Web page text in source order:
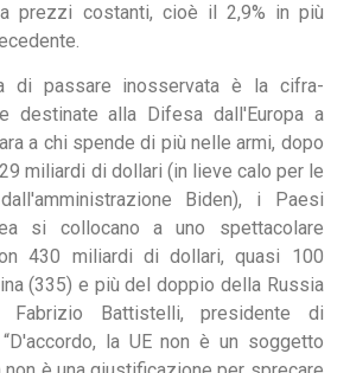
prezzi costanti, cioè il 2,9% in più
di passare inosservata è la cifra-
destinate alla Difesa dall'Europa a
a chi spende di più nelle armi, dopo
miliardi di dollari (in lieve calo per le
Biden), i Paesi
si collocano a uno spettacolare
430 miliardi di dollari, quasi 100
(335) e più del doppio della Russia
Fabrizio Battistelli, presidente di
la UE non è un soggetto